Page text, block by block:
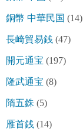
銅幣 中華民国 (14)
長崎貿易銭 (47)
開元通宝 (197)
隆武通宝 (8)
隋五銖 (5)
雁首銭 (14)